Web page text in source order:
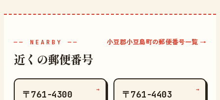
—— NEARBY ——
近くの郵便番号
小豆郡小豆島町の郵便番号一覧 →
〒761-4300 → 〒761-4403 →